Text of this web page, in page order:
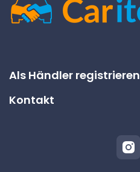
Als Händler registrieren
Kontakt